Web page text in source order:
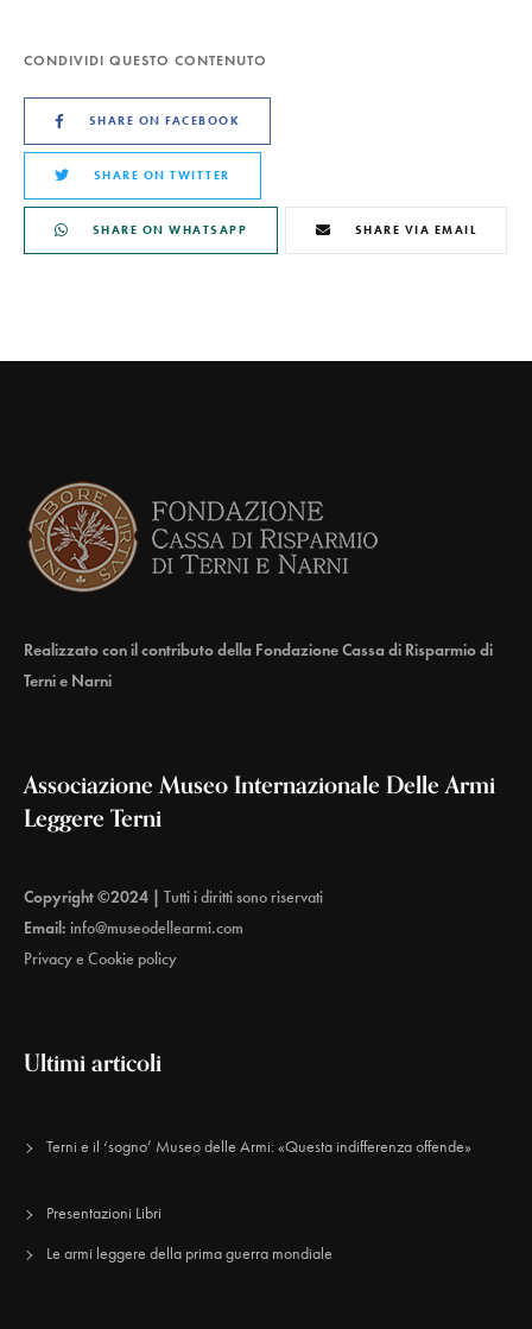
CONDIVIDI QUESTO CONTENUTO
SHARE ON FACEBOOK
SHARE ON TWITTER
SHARE ON WHATSAPP SHARE VIA EMAIL
Realizzato con il contributo della Fondazione Cassa di Risparmio di
Terni e Narni
Associazione Museo Internazionale Delle Armi
Leggere Terni
Copyright ©2024 | Tutti i diritti sono riservati
Email: info@museodellearmi.com
Privacy e Cookie policy
Ultimi articoli
Terni e il ‘sogno’ Museo delle Armi: «Questa indifferenza offende»
Presentazioni Libri
Le armi leggere della prima guerra mondiale